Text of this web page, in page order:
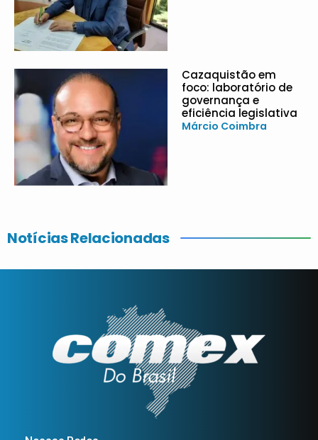
Cazaquistão em
foco: laboratório de
governança e
eficiência legislativa
Márcio Coimbra
Notícias Relacionadas